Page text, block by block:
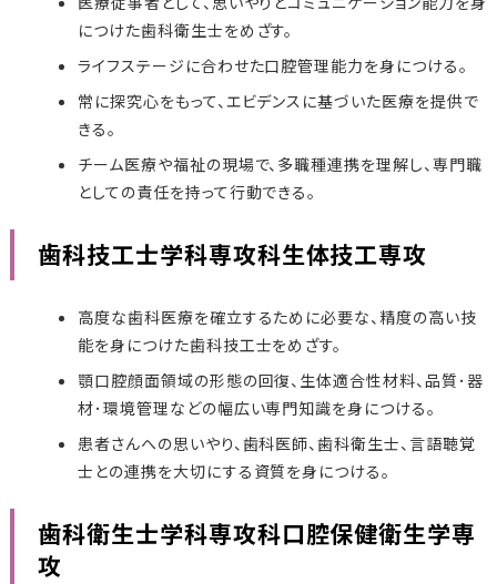
につけた歯科衛生士をめざす。
ライフステージに合わせた口腔管理能力を身につける。
常に探究心をもって、エビデンスに基づいた医療を提供で
きる。
チーム医療や福祉の現場で、多職種連携を理解し、専門職
としての責任を持って行動できる。
歯科技工士学科専攻科生体技工専攻
高度な歯科医療を確立するために必要な、精度の高い技
能を身につけた歯科技工士をめざす。
顎口腔顔面領域の形態の回復、生体適合性材料、品質･器
材･環境管理などの幅広い専門知識を身につける。
患者さんへの思いやり、歯科医師、歯科衛生士、言語聴覚
士との連携を大切にする資質を身につける。
歯科衛生士学科専攻科口腔保健衛生学専
攻